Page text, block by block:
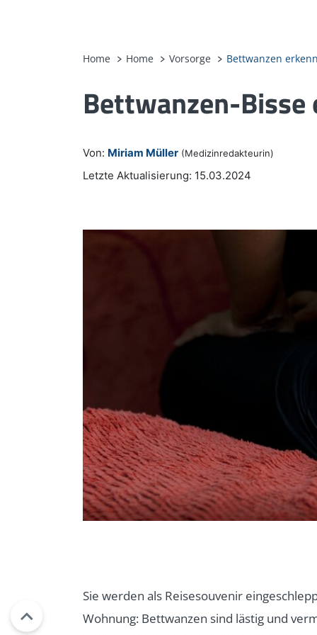
Home Home Vorsorge Bettwanzen
Bettwanzen-Bisse
Von: Miriam Müller (Medizinredakteurin)
Letzte Aktualisierung: 15.03.2024
Sie werden als Reisesouvenir
Wohnung: Bettwanzen sind lästig und